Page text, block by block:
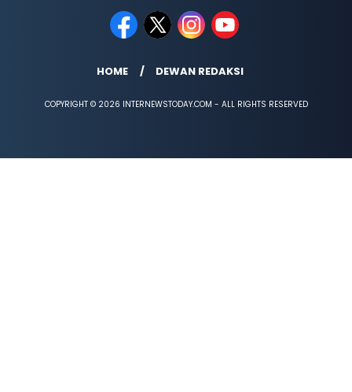
HOME DEWAN REDAKSI
COPYRIGHT © 2026 INTERNEWSTODAY.COM - ALL RIGHTS RESERVED